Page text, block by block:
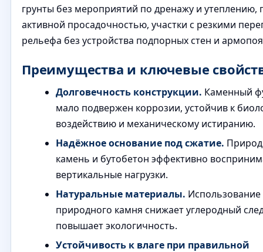
грунты без мероприятий по дренажу и утеплению,
активной просадочностью, участки с резкими
рельефа без устройства подпорных стен и
Преимущества и ключевые
Долговечность конструкции. Каменный
мало подвержен коррозии, устойчив к
воздействию и механическому истиранию.
Надёжное основание под сжатие.
камень и бутобетон эффективно
вертикальные нагрузки.
Натуральные материалы. Использование
природного камня снижает углеродный
повышает экологичность.
Устойчивость к влаге при правильной